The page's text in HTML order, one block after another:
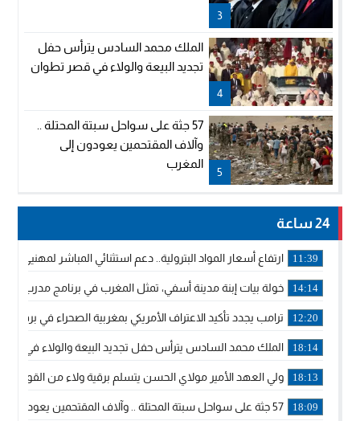
3
4
الملك محمد السادس يترأس حفل
تجديد البيعة والولاء في قصر تطوان
5
57 جثة على سواحل سبتة المحتلة ..
وآلاف المقتحمين يعودون إلى
المغرب
24 ساعة
11:39 ارتفاع أسعار المواد البترولية.. دعم استثنائي المباشر لمهنيي
14:14 خولة بيات إبنة مدينة أسفي، تمثل المغرب في برنامج مدرب
12:20 ترامب يجدد تأكيد الاعتراف الأمريكي بمغربية الصحراء في برقية
18:14 الملك محمد السادس يترأس حفل تجديد البيعة والولاء في
18:13 ولي العهد الأمير مولاي الحسن يتسلم برقية ولاء من القوات
18:09 57 جثة على سواحل سبتة المحتلة .. وآلاف المقتحمين يعودون إلى المغرب